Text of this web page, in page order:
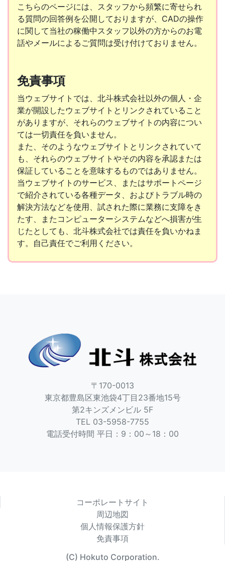
こちらのページには、スタッフから頻繁に寄せられ
る質問の回答例を公開しておりますが、CADの操作
に関して当社の稼働中スタッフ以外の方からのお電
話やメールによるご質問は受け付けておりません。
免責事項
当ウェブサイトでは、北斗株式会社以外の個人・企
業が開設したウェブサイトとリンクされていること
がありますが、それらのウェブサイトの内容につい
ては一切責任を負いません。
また、そのようなウェブサイトとリンクされていて
も、それらのウェブサイトやその内容を承認または
保証していることを意味するものではありません。
当ウェブサイトのサービス、またはサポートページ
で紹介されている各種データ、およびトラブル時の
解決方法などを使用、試された際に業務に支障をき
たす、またコンピューターシステムなどへ損害が生
じたとしても、北斗株式会社では責任を負いかねま
す。自己責任でご利用ください。
〒170-0013
東京都豊島区東池袋4丁目23番地15号
第2キンズメンビル 5F
TEL 03-5958-7755
電話受付時間 平日：9：00～18：00
コーポレートサイト
周辺地図
個人情報保護方針
免責事項
(C) Hokuto Corporation.